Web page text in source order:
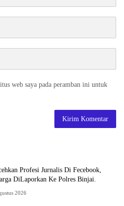
web saya pada peramban ini untuk
Profesi Jurnalis Di Fecebook,
DiLaporkan Ke Polres Binjai.
2026